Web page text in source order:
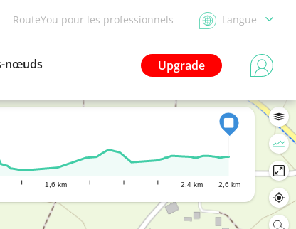
RouteYou pour les professionnels Langue
Upgrade
nœuds
1,6 km 2,4 km 2,6 km